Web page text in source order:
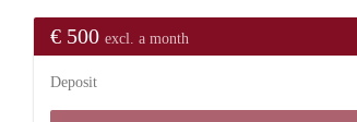
€ 500 excl. a month
Deposit